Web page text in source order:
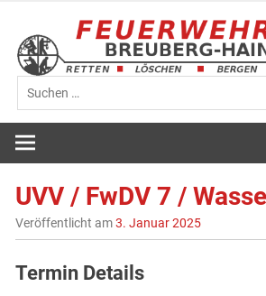
springen
UVV / FwDV 7 /
Veröffentlicht am3. Januar 2025
Termin Details